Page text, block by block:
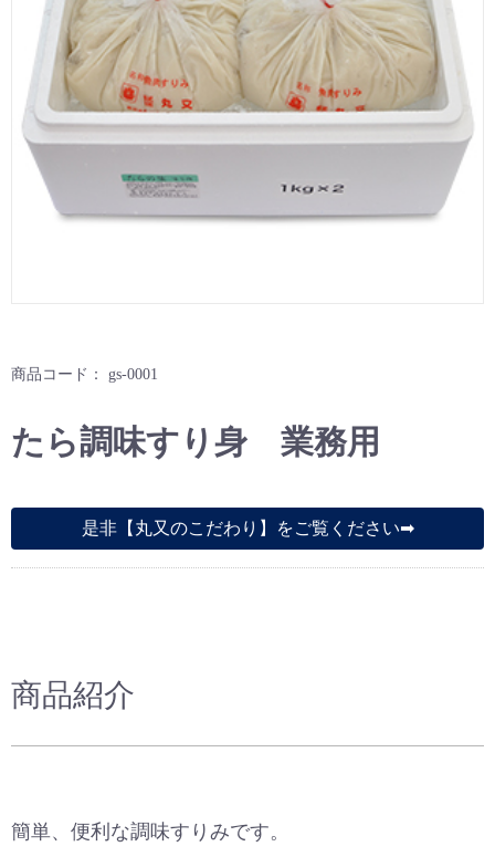
商品コード： gs-0001
たら調味すり身 業務用
是非【丸又のこだわり】をご覧ください➡︎︎
商品紹介
簡単、便利な調味すりみです。